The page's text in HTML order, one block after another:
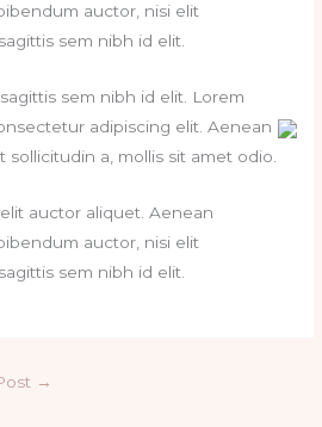
auctor, nisi elit
sem nibh id elit.
sem nibh id elit. Lorem
adipiscing elit. Aenean
sollicitudin a, mollis sit amet odio.
auctor aliquet. Aenean
auctor, nisi elit
sem nibh id elit.
→